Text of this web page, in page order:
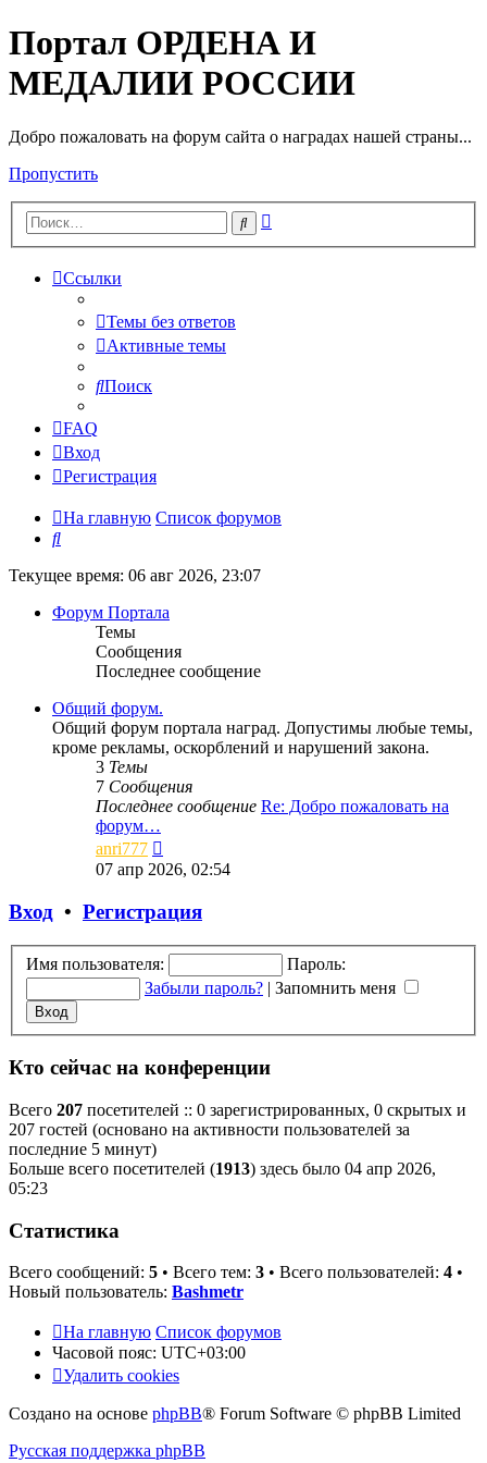
Портал ОРДЕНА И
МЕДАЛИИ РОССИИ
Добро пожаловать на форум сайта о наградах нашей страны...
Пропустить
Поиск
Ссылки
Темы без ответов
Активные темы
Поиск
FAQ
Вход
Регистрация
На главную Список форумов
Поиск
Текущее время: 06 авг 2026, 23:07
Форум Портала
Темы
Сообщения
Последнее сообщение
Общий форум.
Общий форум портала наград. Допустимы любые темы,
кроме рекламы, оскорблений и нарушений закона.
3 Темы
7 Сообщения
Последнее сообщение Re: Добро пожаловать на
форум…
anri777
к
07 апр 2026, 02:54
Вход • Регистрация
Имя пользователя:
Пароль:
Забыли пароль? | Запомнить меня
Кто сейчас на конференции
Всего 207 посетителей :: 0 зарегистрированных, 0 скрытых и
207 гостей (основано на активности пользователей за
последние 5 минут)
Больше всего посетителей (1913) здесь было 04 апр 2026,
05:23
Статистика
Всего сообщений: 5 • Всего тем: 3 • Всего пользователей: 4 •
Новый пользователь: Bashmetr
На главную Список форумов
Часовой пояс: UTC+03:00
Удалить cookies
Создано на основе phpBB® Forum Software © phpBB Limited
Русская поддержка phpBB